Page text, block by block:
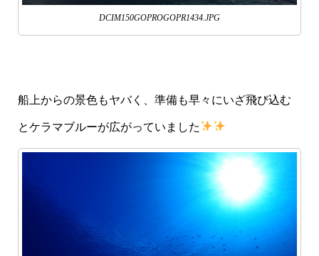
DCIM150GOPROGOPR1434.JPG
船上からの景色もヤバく、準備も早々にいざ飛び込む
とケラマブルーが広がっていました